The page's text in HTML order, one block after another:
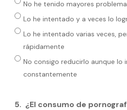
No he tenido mayores
Lo he intentado y a veces lo
Lo he intentado varias veces,
rápidamente
No consigo reducirlo aunque lo
constantemente
5. ¿El consumo de